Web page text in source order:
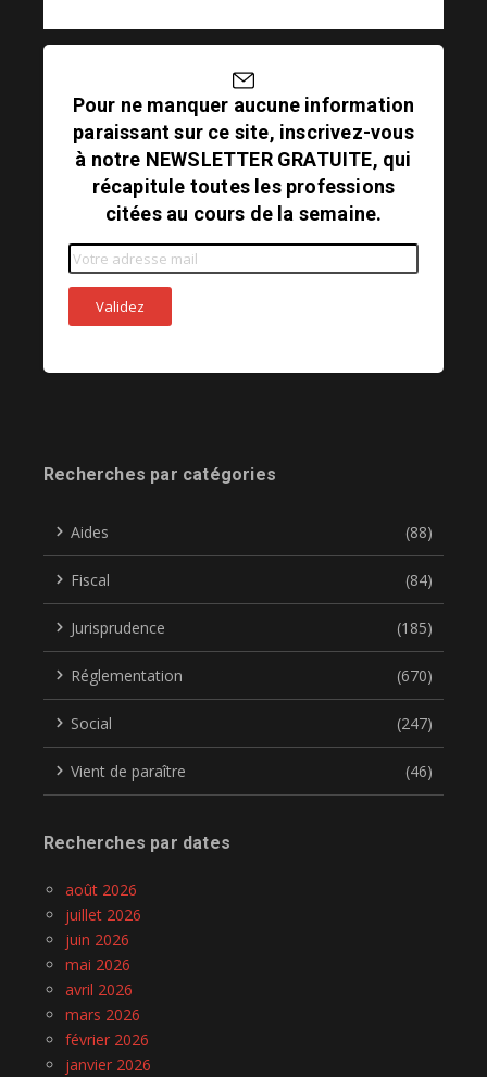
Pour ne manquer aucune information
paraissant sur ce site, inscrivez-vous
à notre NEWSLETTER GRATUITE, qui
récapitule toutes les professions
citées au cours de la semaine.
Recherches par catégories
Aides (88)
Fiscal (84)
Jurisprudence (185)
Réglementation (670)
Social (247)
Vient de paraître (46)
Recherches par dates
août 2026
juillet 2026
juin 2026
mai 2026
avril 2026
mars 2026
février 2026
janvier 2026